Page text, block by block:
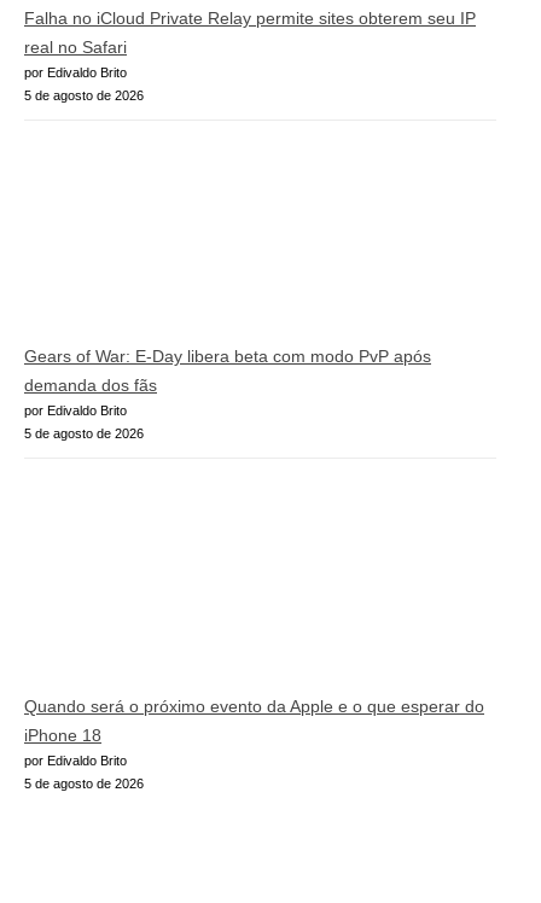
Falha no iCloud Private Relay permite sites obterem seu IP
real no Safari
por Edivaldo Brito
5 de agosto de 2026
Gears of War: E-Day libera beta com modo PvP após
demanda dos fãs
por Edivaldo Brito
5 de agosto de 2026
Quando será o próximo evento da Apple e o que esperar do
iPhone 18
por Edivaldo Brito
5 de agosto de 2026